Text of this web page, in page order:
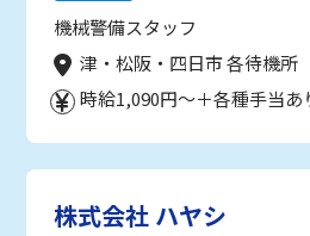
機械警備スタッフ
津・松阪・四日市 各待機所
時給1,090円～＋各種手当あ
株式会社 ハヤシ